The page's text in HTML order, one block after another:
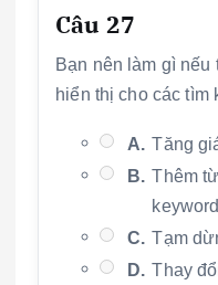
Câu 27
Bạn nên làm gì nếu
hiển thị cho các tìm
A. Tăng
B. Thêm
C. Tạm
D. Thay